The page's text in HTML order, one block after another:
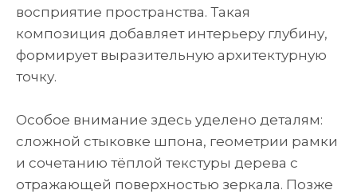
восприятие пространства. Такая
композиция добавляет интерьеру глубину,
формирует выразительную архитектурную
точку.
Особое внимание здесь уделено деталям:
сложной стыковке шпона, геометрии рамки
и сочетанию тёплой текстуры дерева с
отражающей поверхностью зеркала. Позже